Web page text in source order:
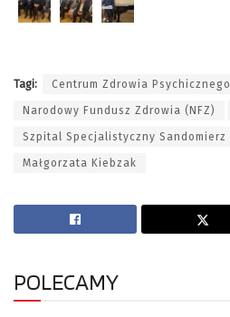
Tagi: Centrum Zdrowia Psychicznego
Narodowy Fundusz Zdrowia (NFZ)
Szpital Specjalistyczny Sandomierz
Małgorzata Kiebzak
POLECAMY